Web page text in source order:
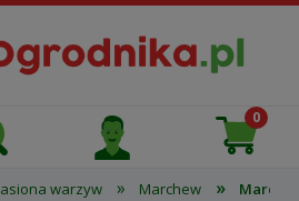
warzyw » Marchew »